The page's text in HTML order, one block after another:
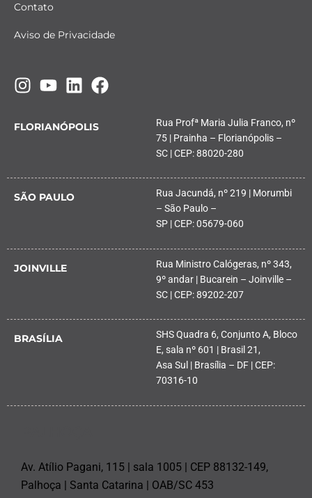
Contato
Aviso de Privacidade
FLORIANÓPOLIS
Rua Profª Maria Julia Franco, nº
75 | Prainha – Florianópolis –
SC | CEP: 88020-280
SÃO PAULO
Rua Jacundá, nº 219 | Morumbi
– São Paulo –
SP | CEP: 05679-060
JOINVILLE
Rua Ministro Calógeras, nº 343,
9º andar | Bucarein – Joinville –
SC | CEP: 89202-207
BRASÍLIA
SHS Quadra 6, Conjunto A, Bloco
E, sala nº 601 | Brasil 21,
Asa Sul | Brasília – DF | CEP:
70316-10
Av. Atílio Pagani, 115 | sala 1005 | CEP 88132-149,
Palhoça | Santa Catarina | OAB/SC 453